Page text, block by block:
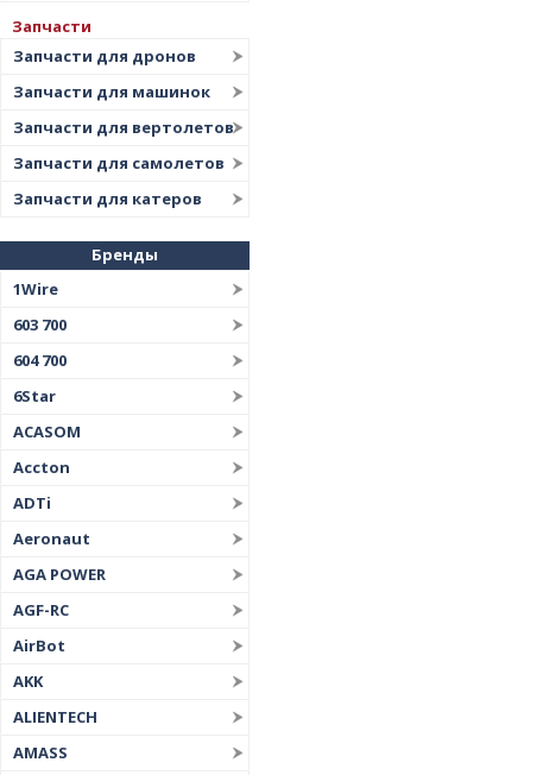
Запчасти
Запчасти для дронов
Запчасти для машинок
Запчасти для вертолетов
Запчасти для самолетов
Запчасти для катеров
Бренды
1Wire
603 700
604 700
6Star
ACASOM
Accton
ADTi
Aeronaut
AGA POWER
AGF-RC
AirBot
AKK
ALIENTECH
AMASS